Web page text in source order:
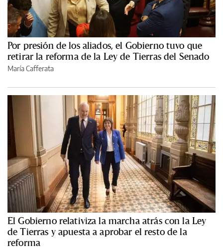
Por presión de los aliados, el Gobierno tuvo que
retirar la reforma de la Ley de Tierras del Senado
María Cafferata
El Gobierno relativiza la marcha atrás con la Ley
de Tierras y apuesta a aprobar el resto de la
reforma